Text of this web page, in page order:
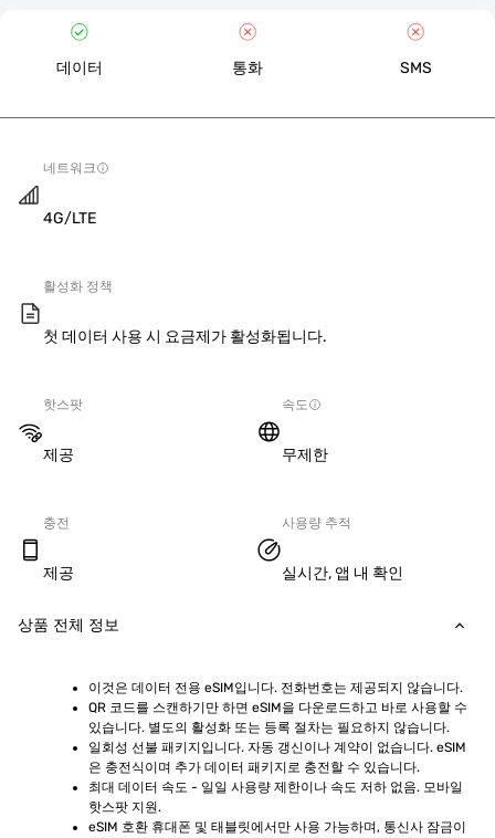
데이터 통화 SMS
네트워크
4G/LTE
활성화 정책
첫 데이터 사용 시 요금제가 활성화됩니다.
핫스팟
제공
속도
무제한
충전
제공
사용량 추적
실시간, 앱 내 확인
상품 전체 정보
이것은 데이터 전용 eSIM입니다. 전화번호는 제공되지 않습니다.
QR 코드를 스캔하기만 하면 eSIM을 다운로드하고 바로 사용할 수
있습니다. 별도의 활성화 또는 등록 절차는 필요하지 않습니다.
일회성 선불 패키지입니다. 자동 갱신이나 계약이 없습니다. eSIM
은 충전식이며 추가 데이터 패키지로 충전할 수 있습니다.
최대 데이터 속도 - 일일 사용량 제한이나 속도 저하 없음. 모바일
핫스팟 지원.
eSIM 호환 휴대폰 및 태블릿에서만 사용 가능하며, 통신사 잠금이